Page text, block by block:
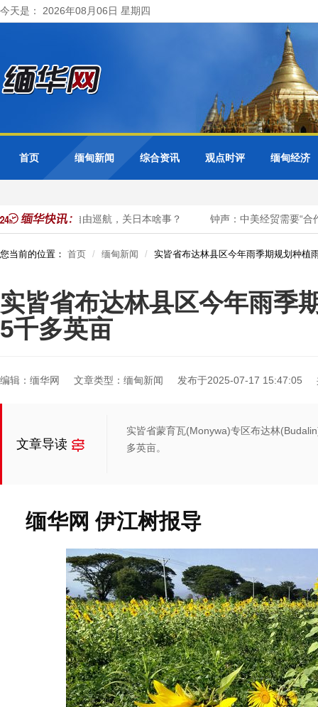
今天是： 2026年08月06日 星期四
首页 缅甸新闻 综合资讯 观点时评 缅甸经济
中国军舰自由巡航，关日本啥事？ 钟声：中美经贸需要“合
您当前的位置： 首页 缅甸新闻 实皆省布达林县区今年雨季期规划种植
实皆省布达林县区今年雨季
5千多英亩
编辑：缅华网 文章类型：缅甸新闻 发布于2025-07-17 15:47:05
文章导读
实皆省蒙育瓦(Monywa)专区布达林
多英亩。
缅华网 伊江树报导